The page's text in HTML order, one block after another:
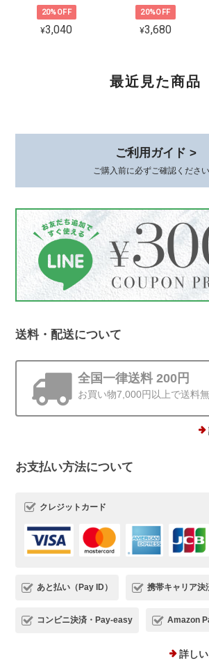
CZ 5連ラインピアス シルバ
可愛くて品があり、とても気に入ってます。 着
とうございます。 初め
いてから時間が経った今
だけるとすごく嬉しいで
シーンをお届けできた
です。 梱包についても
き、ありがとうござい
丁寧にお届けしてまいり
2025/12/19
他にはあまりない、石ころモチーフ、とても可
ただけましたら幸いで
いただけることを、心よ
プランプピアス シルバー
20%OFF
¥3,040
20%OFF
¥3,680
最近見た商品
ご利用ガイド >
ご購入前に必ずご確認ください
送料・配送について
全国一律送料 200円
お買い物7,000円以上で送料
お支払い方法について
クレジットカード
あと払い（Pay ID） 携帯キャリア決
コンビニ決済・Pay-easy Amazon
詳し